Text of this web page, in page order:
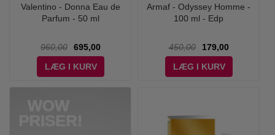
Valentino - Donna Eau de
Parfum - 50 ml
960,00
695,00
LÆG I KURV
Armaf - Odyssey Homme -
100 ml - Edp
450,00
179,00
LÆG I KURV